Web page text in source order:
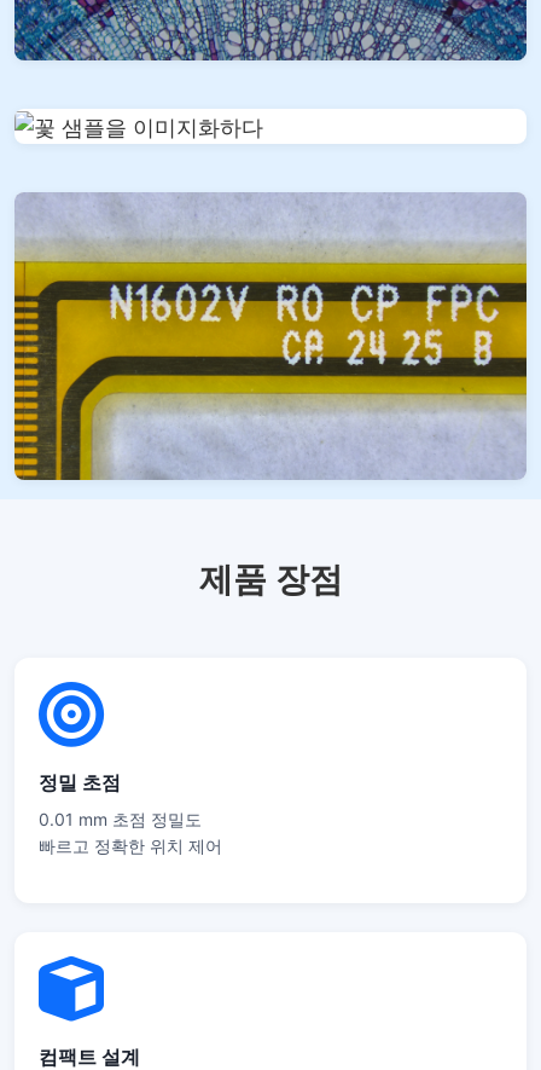
제품 장점
정밀 초점
0.01 mm 초점 정밀도
빠르고 정확한 위치 제어
컴팩트 설계